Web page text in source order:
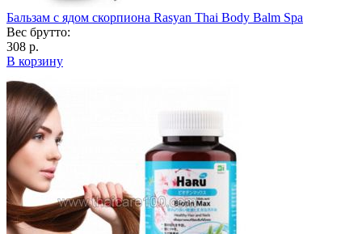
Бальзам с ядом скорпиона Rasyan Thai Body Balm Spa
Вес брутто:
308 р.
В корзину